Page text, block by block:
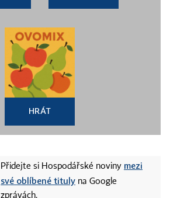
HRÁT
Přidejte si Hospodářské noviny mezi
své oblíbené tituly na Google
zprávách.